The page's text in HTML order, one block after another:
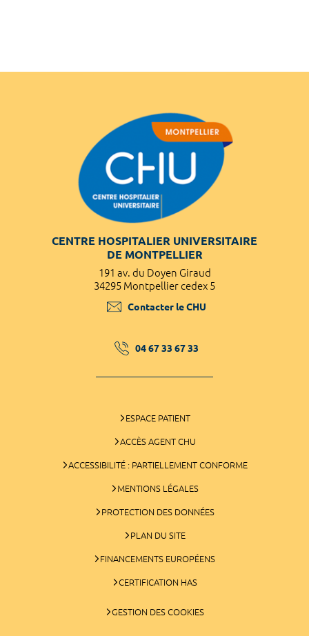
CENTRE HOSPITALIER UNIVERSITAIRE
DE MONTPELLIER
191 av. du Doyen Giraud
34295 Montpellier cedex 5
Contacter le CHU
04 67 33 67 33
ESPACE PATIENT
ACCÈS AGENT CHU
ACCESSIBILITÉ : PARTIELLEMENT CONFORME
MENTIONS LÉGALES
PROTECTION DES DONNÉES
PLAN DU SITE
FINANCEMENTS EUROPÉENS
CERTIFICATION HAS
GESTION DES COOKIES